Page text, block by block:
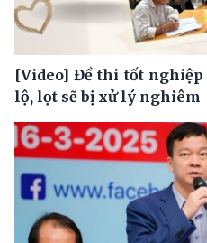
[Video] Đề thi tốt
lộ, lọt sẽ bị xử lý nghiêm